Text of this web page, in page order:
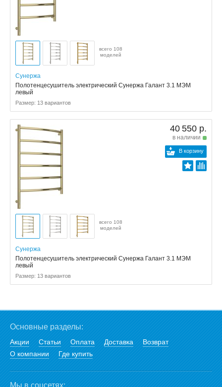
всего 108
моделей
Сунержа
Полотенцесушитель электрический Сунержа Галант 3.1 МЭМ
левый
Размер: 13 вариантов
40 550 р.
в наличии
В корзину
всего 108
моделей
Сунержа
Полотенцесушитель электрический Сунержа Галант 3.1 МЭМ
левый
Размер: 13 вариантов
Основные разделы:
Акции Статьи Оплата Доставка
Возврат
О компании
Где купить
Мы в соцсетях: